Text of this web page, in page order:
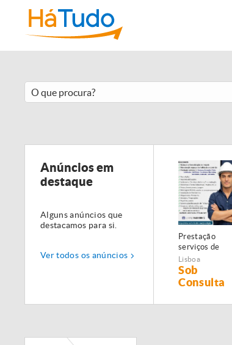
Anúncios em
destaque
Alguns anúncios que
destacamos para si.
Ver todos os anúncios
Prestação
serviços de
Manutenção,
Restauro e
Remodelação
imóveis!
Lisboa
Sob
Consulta